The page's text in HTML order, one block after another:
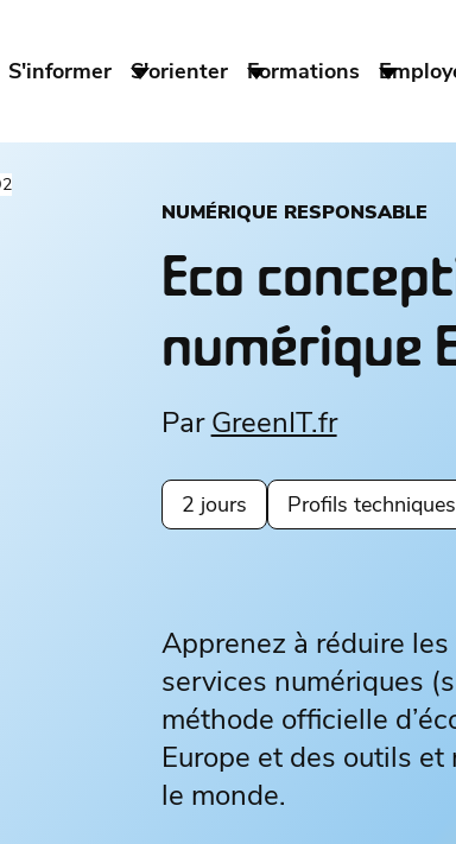
S'informer S'orienter Formations
NUMÉRIQUE RESPONSABLE
Eco
numérique
ParGreenIT.fr
2 jours Profils
Apprenez à réduire
services numériques
méthode officielle
Europe et des outils
le monde.